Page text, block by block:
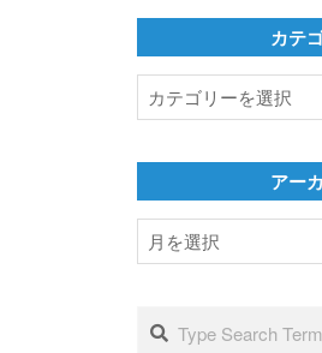
カテ
テ
リ
アー
ア
ー
ブSearch